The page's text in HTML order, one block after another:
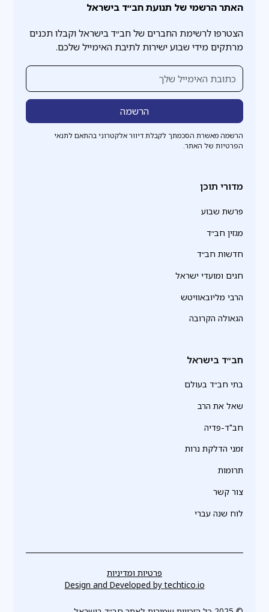
האתר הרשמי של תנועת חב״ד בישראל
הצטרפו לרשימת החברים של חב״ד בישראל וקבלו תכנים
מרתקים מידי שבוע ישירות לתיבת האימייל שלכם.
הרשמה מאשרת הסכמתך לקבלת דיוור אלקטרוני בהתאם לתנאי
הפרטיות של האתר.
מדורי תוכן
פרשת שבוע
מגזין חב״ד
חדשות חב״ד
חגים ומועדי ישראל
הרבי מליובאוויטש
הגאולה הקרובה
חב״ד בישראל
בתי חב״ד בעולם
שאל את הרב
חב"ד-פדיה
זמני הדלקת נרות
תרומות
צור קשר
לוח שנה עברי
פרטיות ומדיניות
Design and Developed bytechtico.io